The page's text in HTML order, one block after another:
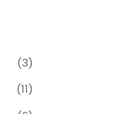
(3)
(11)